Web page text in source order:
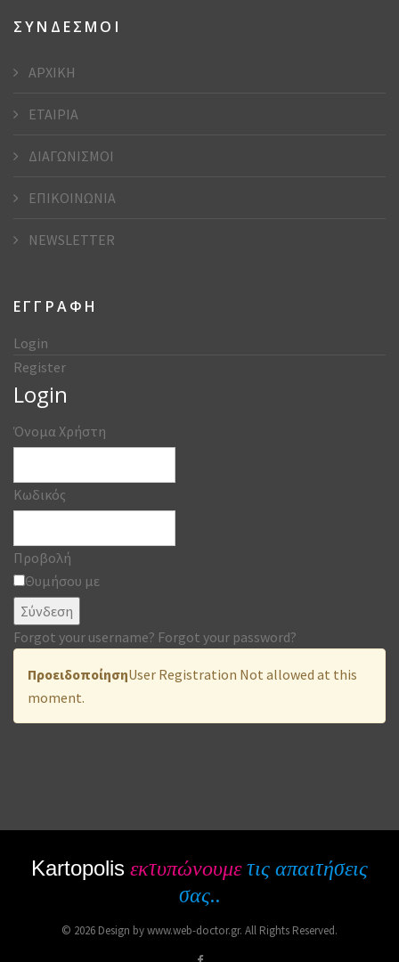
ΣΥΝΔΕΣΜΟΙ
ΑΡΧΙΚΗ
ΕΤΑΙΡΙΑ
ΔΙΑΓΩΝΙΣΜΟΙ
ΕΠΙΚΟΙΝΩΝΙΑ
NEWSLETTER
ΕΓΓΡΑΦΗ
Login
Register
Login
Όνομα Χρήστη
Κωδικός
Προβολή
Θυμήσου με
Σύνδεση
Forgot your username? Forgot your password?
ΠροειδοποίησηUser Registration Not allowed at this
moment.
Kartopolis εκτυπώνουμετις απαιτήσεις
σας..
© 2026 Design by www.web-doctor.gr. All Rights Reserved.